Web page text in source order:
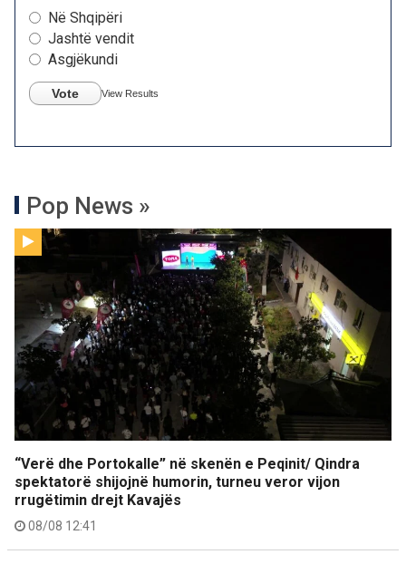
Në Shqipëri
Jashtë vendit
Asgjëkundi
Vote View Results
Pop News »
“Verë dhe Portokalle” në skenën e Peqinit/ Qindra
spektatorë shijojnë humorin, turneu veror vijon
rrugëtimin drejt Kavajës
08/08 12:41